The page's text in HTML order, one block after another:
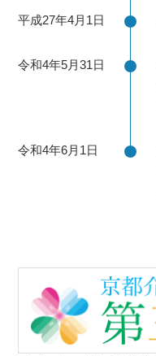
平成27年4月1日
令和4年5月31日
令和4年6月1日